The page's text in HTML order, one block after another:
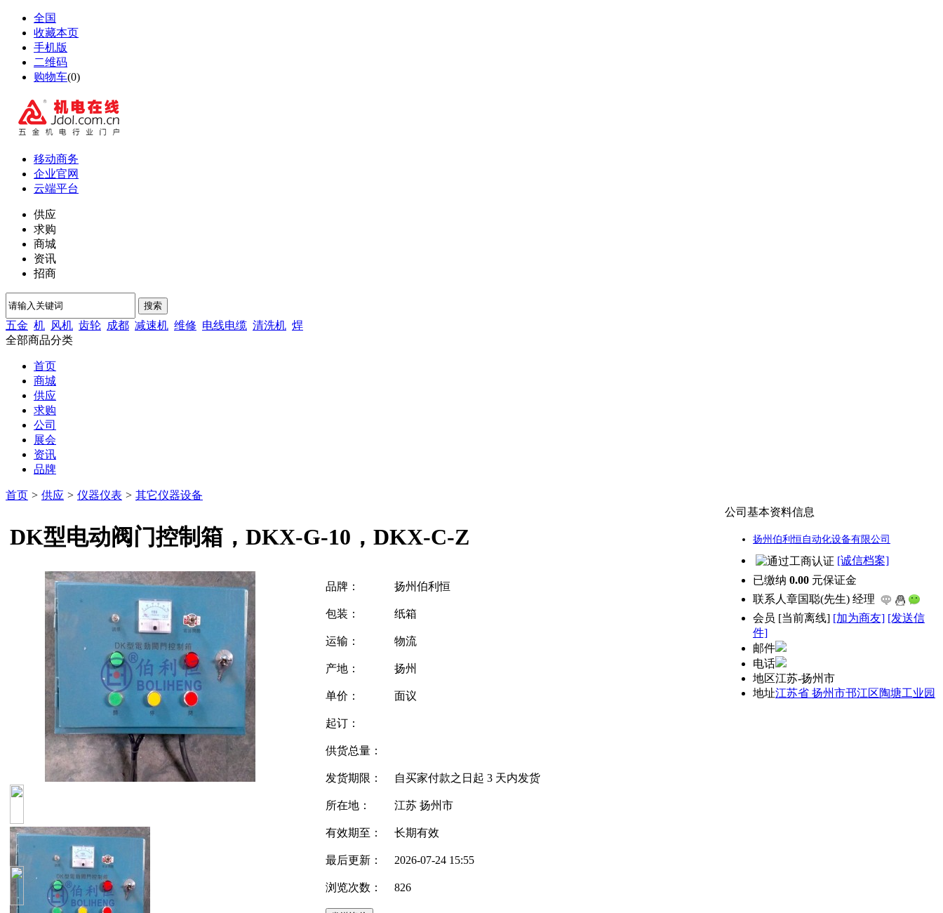
全国
收藏本页
手机版
二维码
购物车(0)
移动商务
企业官网
云端平台
供应
求购
商城
资讯
招商
搜索
五金 机 风机 齿轮 成都 减速机 维修 电线电缆 清洗机 焊
全部商品分类
首页
商城
供应
求购
公司
展会
资讯
品牌
首页 > 供应 > 仪器仪表 > 其它仪器设备
DK型电动阀门控制箱，DKX-G-10，DKX-C-Z
品牌： 扬州伯利恒
包装： 纸箱
运输： 物流
产地： 扬州
单价： 面议
起订：
供货总量：
发货期限： 自买家付款之日起 3 天内发货
所在地： 江苏 扬州市
有效期至： 长期有效
最后更新： 2026-07-24 15:55
浏览次数： 826
公司基本资料信息
扬州伯利恒自动化设备有限公司
[诚信档案]
已缴纳 0.00 元保证金
联系人 章国聪(先生) 经理
会员 [当前离线] [加为商友] [发送信
件]
邮件
电话
地区江苏-扬州市
地址江苏省 扬州市邗江区陶塘工业园